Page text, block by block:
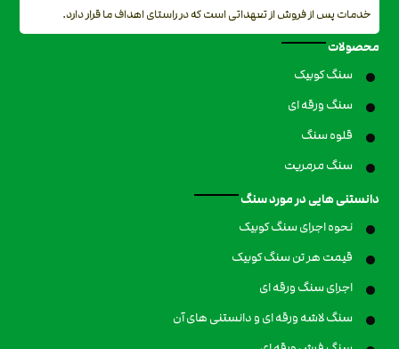
خدمات پس از فروش از تعهداتی است که در راستای اهداف ما قرار دارد.
محصولات
سنگ کوبیک
سنگ ورقه ای
قلوه سنگ
سنگ مرمریت
دانستنی هایی در مورد سنگ
نحوه اجرای سنگ کوبیک
قیمت هر تن سنگ کوبیک
اجرای سنگ ورقه ای
سنگ لاشه ورقه ای و دانستنی های آن